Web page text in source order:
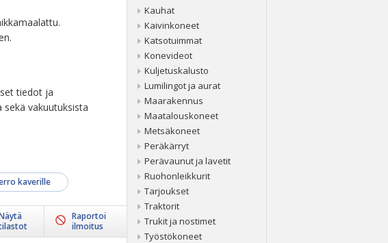
tiedot ja
vakuutuksista
kaverille
Raportoi
ilmoitus
Kauhat
Kaivinkoneet
Katsotuimmat
Konevideot
Kuljetuskalusto
Lumilingot ja aurat
Maarakennus
Maatalouskoneet
Metsäkoneet
Peräkärryt
Perävaunut ja lavetit
Ruohonleikkurit
Tarjoukset
Traktorit
Trukit ja nostimet
Työstökoneet